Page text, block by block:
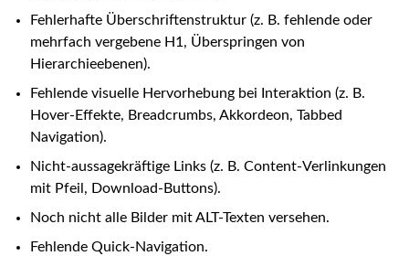
Fehlerhafte Überschriftenstruktur (z. B. fehlende oder
mehrfach vergebene H1, Überspringen von
Hierarchieebenen).
Fehlende visuelle Hervorhebung bei Interaktion (z. B.
Hover-Effekte, Breadcrumbs, Akkordeon, Tabbed
Navigation).
Nicht-aussagekräftige Links (z. B. Content-Verlinkungen
mit Pfeil, Download-Buttons).
Noch nicht alle Bilder mit ALT-Texten versehen.
Fehlende Quick-Navigation.